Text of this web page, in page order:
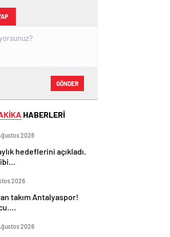
GÖNDER
HABERLERİ
2026
hedeflerini açıkladı.
2026
takım Antalyaspor!
2026